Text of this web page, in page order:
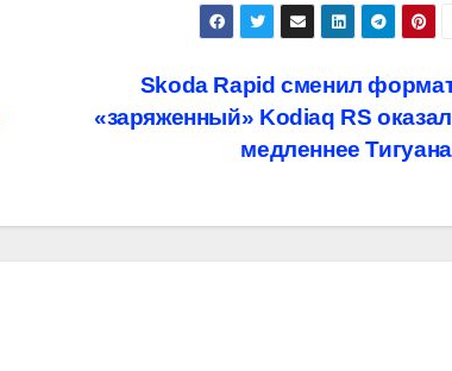
Skoda Rapid сменил
«заряженный» Kodiaq RS
медленнее